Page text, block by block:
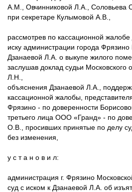
А.М., Овчинниковой Л.А., Соловьева
при секретаре Кулымовой А.В.,
рассмотрев по кассационной
иску администрации города Фрязино
Дзанаевой Л.А. о выкупе жилого
заслушав доклад судьи Московского
Л.Н.,
объяснения Дзанаевой Л.А.,
кассационной жалобы,
Фрязино - по доверенности
третьего лица ООО «Гранд» - по
О.В., просивших принятые по делу
без изменения,
у с т а н о в и л:
администрация г. Фрязино
суд с иском к Дзанаевой Л.А. об